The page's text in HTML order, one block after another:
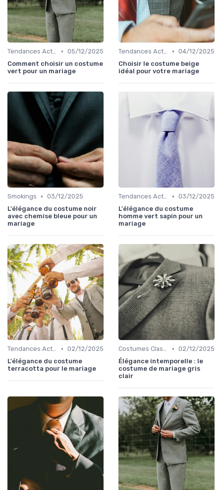
Tendances Actuelles • 05/12/2025
Comment choisir un costume
vert pour un mariage
Tendances Actuelles • 04/12/2025
Choisir le costume beige
idéal pour votre mariage
Smokings • 03/12/2025
L'élégance du costume noir
avec chemise bleue pour un
mariage
Tendances Actuelles • 03/12/2025
L'élégance du costume
homme vert sapin pour un
mariage
Tendances Actuelles • 02/12/2025
L'élégance du costume
terracotta pour le mariage
Costumes Classiques • 02/12/2025
Élégance intemporelle : le
costume de mariage gris
clair